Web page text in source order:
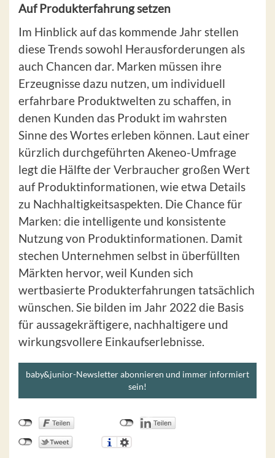
Auf Produkterfahrung setzen
Im Hinblick auf das kommende Jahr stellen
diese Trends sowohl Herausforderungen als
auch Chancen dar. Marken müssen ihre
Erzeugnisse dazu nutzen, um individuell
erfahrbare Produktwelten zu schaffen, in
denen Kunden das Produkt im wahrsten
Sinne des Wortes erleben können. Laut einer
kürzlich durchgeführten Akeneo-Umfrage
legt die Hälfte der Verbraucher großen Wert
auf Produktinformationen, wie etwa Details
zu Nachhaltigkeitsaspekten. Die Chance für
Marken: die intelligente und konsistente
Nutzung von Produktinformationen. Damit
stechen Unternehmen selbst in überfüllten
Märkten hervor, weil Kunden sich
wertbasierte Produkterfahrungen tatsächlich
wünschen. Sie bilden im Jahr 2022 die Basis
für aussagekräftigere, nachhaltigere und
wirkungsvollere Einkaufserlebnisse.
baby&junior-Newsletter abonnieren und immer informiert
sein!